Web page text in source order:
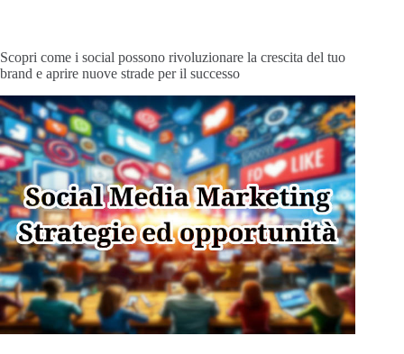
Scopri come i social possono rivoluzionare la crescita del tuo
brand e aprire nuove strade per il successo